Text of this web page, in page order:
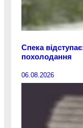
Спека
похолодання
06.08.2026